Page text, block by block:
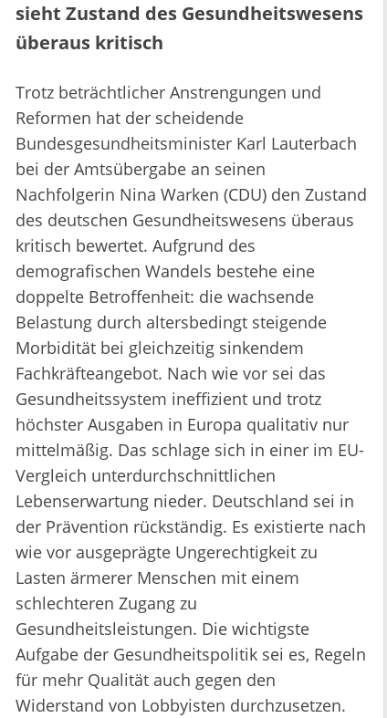
sieht Zustand des Gesundheitswesens
überaus kritisch
Trotz beträchtlicher Anstrengungen und
Reformen hat der scheidende
Bundesgesundheitsminister Karl Lauterbach
bei der Amtsübergabe an seinen
Nachfolgerin Nina Warken (CDU) den Zustand
des deutschen Gesundheitswesens überaus
kritisch bewertet. Aufgrund des
demografischen Wandels bestehe eine
doppelte Betroffenheit: die wachsende
Belastung durch altersbedingt steigende
Morbidität bei gleichzeitig sinkendem
Fachkräfteangebot. Nach wie vor sei das
Gesundheitssystem ineffizient und trotz
höchster Ausgaben in Europa qualitativ nur
mittelmäßig. Das schlage sich in einer im EU-
Vergleich unterdurchschnittlichen
Lebenserwartung nieder. Deutschland sei in
der Prävention rückständig. Es existierte nach
wie vor ausgeprägte Ungerechtigkeit zu
Lasten ärmerer Menschen mit einem
schlechteren Zugang zu
Gesundheitsleistungen. Die wichtigste
Aufgabe der Gesundheitspolitik sei es, Regeln
für mehr Qualität auch gegen den
Widerstand von Lobbyisten durchzusetzen.